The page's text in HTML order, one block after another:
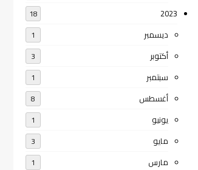
2023
18
ديسمبر 1
أكتوبر 3
سبتمبر 1
أغسطس 8
يونيو 1
مايو 3
مارس 1